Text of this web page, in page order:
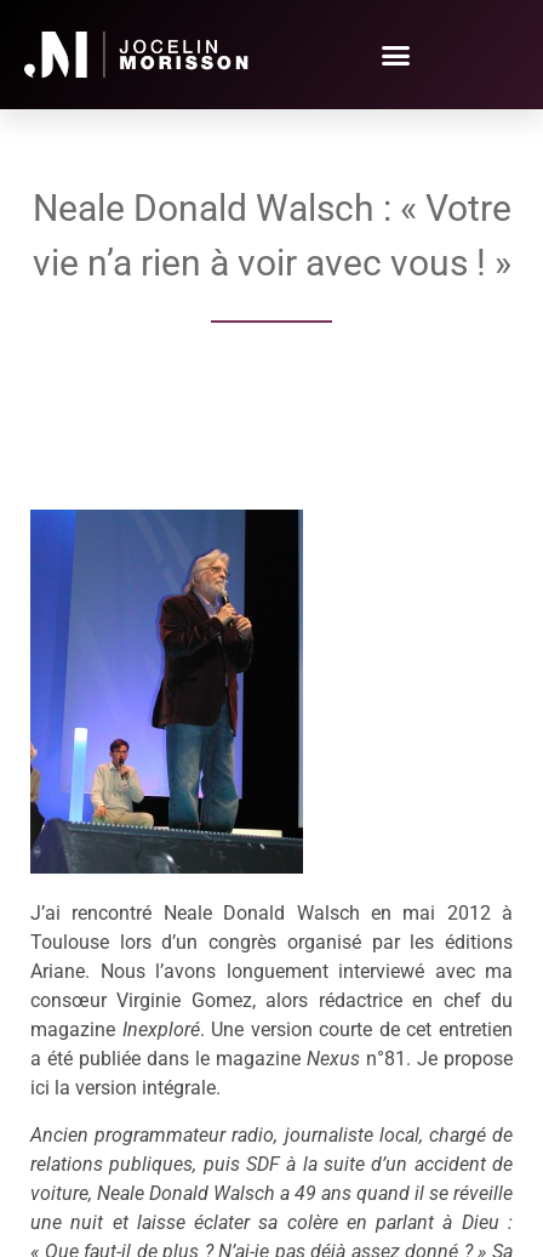
Neale Donald Walsch : « Votre
vie n’a rien à voir avec vous ! »
J’ai rencontré Neale Donald Walsch en mai 2012 à
Toulouse lors d’un congrès organisé par les éditions
Ariane. Nous l’avons longuement interviewé avec ma
consœur Virginie Gomez, alors rédactrice en chef du
magazine Inexploré. Une version courte de cet entretien
a été publiée dans le magazine Nexus n°81. Je propose
ici la version intégrale.
Ancien programmateur radio, journaliste local, chargé de
relations publiques, puis SDF à la suite d’un accident de
voiture, Neale Donald Walsch a 49 ans quand il se réveille
une nuit et laisse éclater sa colère en parlant à Dieu :
« Que faut-il de plus ? N’ai-je pas déjà assez donné ? » Sa